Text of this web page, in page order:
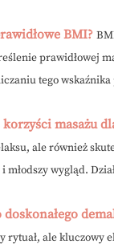
BMI?
prawidłowej
tego
korzyści masażu
ale również
młodszy wygląd.
rytuał, ale kluczowy